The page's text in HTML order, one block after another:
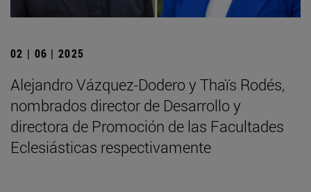
02 | 06 | 2025
Alejandro Vázquez-Dodero y Thaïs Rodés,
nombrados director de Desarrollo y
directora de Promoción de las Facultades
Eclesiásticas respectivamente